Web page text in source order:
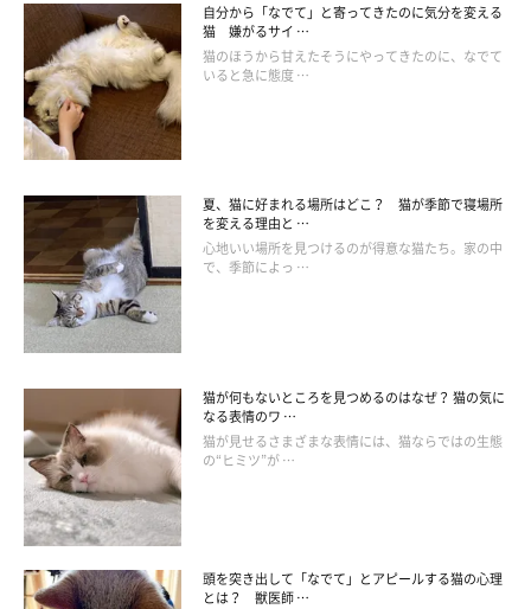
「子猫気分」のときに見られる行動
子猫気分のときは甘えたい気分が強くなっているため、飼い主さ
んだけでなく、ほかの猫やものに対しても、おっぱいを吸った
り、ついてまわったりといった、子猫が母猫に甘えるような行動
を見せます。
自分から「なでて」と寄ってきたのに気分を変える
猫 嫌がるサイ …
猫のほうから甘えたそうにやってきたのに、なでて
いると急に態度 …
夏、猫に好まれる場所はどこ？ 猫が季節で寝場所
を変える理由と …
心地いい場所を見つけるのが得意な猫たち。家の中
で、季節によっ …
猫が何もないところを見つめるのはなぜ？ 猫の気に
なる表情のワ …
猫が見せるさまざまな表情には、猫ならではの生態
の“ヒミツ”が …
頭を突き出して「なでて」とアピールする猫の心理
とは？ 獣医師 …